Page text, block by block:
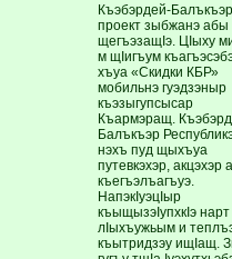
Къэбэрдей-
проект зыбжанэ абы
щегъэзащIэ. ЦIыху
м щIигъум
хъуа «Скидки КБР»
мобильнэ гуэдзэныр
къэзыгупсысар
Къармэращ.
Балъкъэр
нэхъ пуд щыхъуа
путевкэхэр, акцэхэр
къегъэлъагъуэ.
НапэкIуэцIыр
къыщызэIупхкIэ нарт
лIыхъужьым и
къытридзэу ищIащ.